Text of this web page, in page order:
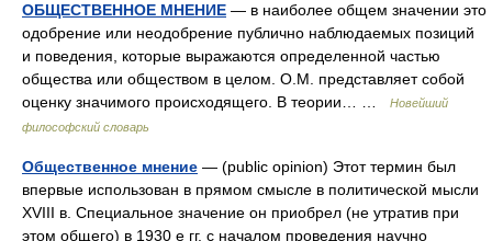
ОБЩЕСТВЕННОЕ МНЕНИЕ — в наиболее общем значении это
одобрение или неодобрение публично наблюдаемых позиций
и поведения, которые выражаются определенной частью
общества или обществом в целом. О.М. представляет собой
оценку значимого происходящего. В теории… …
Новейший
философский словарь
Общественное мнение — (public opinion) Этот термин был
впервые использован в прямом смысле в политической мысли
XVIII в. Специальное значение он приобрел (не утратив при
этом общего) в 1930 е гг. с началом проведения научно